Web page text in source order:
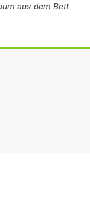
aus dem Bett
es wurde dann